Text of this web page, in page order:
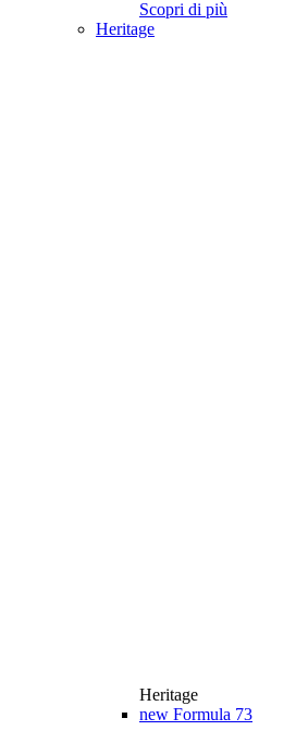
Scopri di più
Heritage
Heritage
new Formula 73